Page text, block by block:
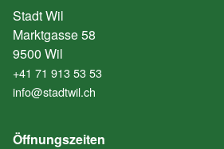
Stadt Wil
Marktgasse 58
9500 Wil
+41 71 913 53 53
info@stadtwil.ch
Öffnungszeiten